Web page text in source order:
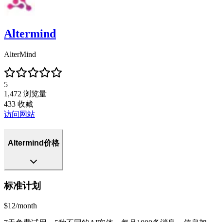
Altermind
AlterMind
5
1,472 浏览量
433 收藏
访问网站
Altermind价格
标准计划
$12/month